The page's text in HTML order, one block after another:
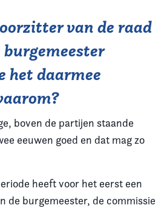
van de raad
het daarmee
boven de partijen staande
eeuwen goed en dat mag zo
heeft voor het eerst een
de burgemeester, de commissie